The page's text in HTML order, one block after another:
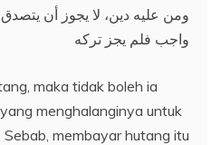
ومن عليه دين، لا يجوز أن
واجب فلم يجز تركه
maka tidak boleh ia
menghalanginya untuk
membayar hutang itu